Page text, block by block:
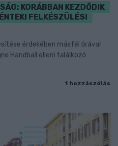
KORÁBBAN KEZDŐDIK
FELKÉSZÜLÉSI
érdekében másfél órával
Handball elleni találkozó
1 hozzászólás